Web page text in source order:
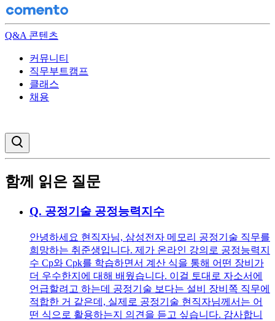
Q&A 콘텐츠
커뮤니티
직무부트캠프
클래스
채용
함께 읽은 질문
Q. 공정기술 공정능력지수
안녕하세요 현직자님, 삼성전자 메모리 공정기술 직무를
희망하는 취준생입니다. 제가 온라인 강의로 공정능력지
수 Cp와 Cpk를 학습하면서 계산 식을 통해 어떤 장비가
더 우수한지에 대해 배웠습니다. 이걸 토대로 자소서에
언급할려고 하는데 공정기술 보다는 설비 장비쪽 직무에
적합한 거 같은데, 실제로 공정기술 현직자님께서는 어
떤 식으로 활용하는지 의견을 듣고 싶습니다. 감사합니